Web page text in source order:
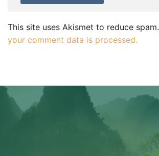
This site uses Akismet to reduce spam.
your comment data is processed.